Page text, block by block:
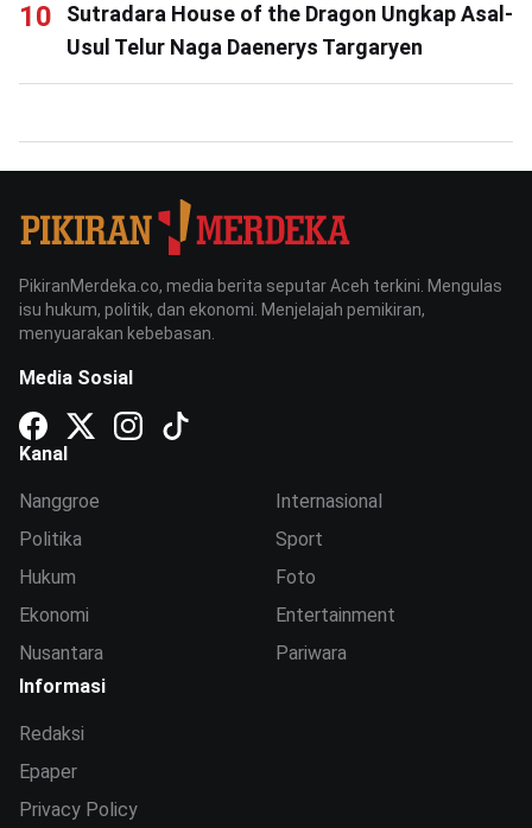
Sutradara House of the Dragon Ungkap Asal-
Usul Telur Naga Daenerys Targaryen
PikiranMerdeka.co, media berita seputar Aceh terkini. Mengulas
isu hukum, politik, dan ekonomi. Menjelajah pemikiran,
menyuarakan kebebasan.
Media Sosial
Kanal
Nanggroe
Politika
Hukum
Ekonomi
Nusantara
Internasional
Sport
Foto
Entertainment
Pariwara
Informasi
Redaksi
Epaper
Privacy Policy